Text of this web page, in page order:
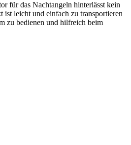
für das Nachtangeln hinterlässt kein
ist leicht und einfach zu transportieren
zu bedienen und hilfreich beim